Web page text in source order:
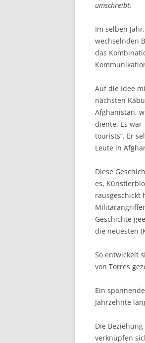
umschreibt.
Im selben
wechselnden
das
Auf die Idee
nächsten
Afghanistan,
diente. Es
tourists“. Er
Leute in
Diese
es,
rausgeschickt
Geschichte
die neuesten
So entwickelt
von Torres
Ein
Jahrzehnte
Die
verknüpfen